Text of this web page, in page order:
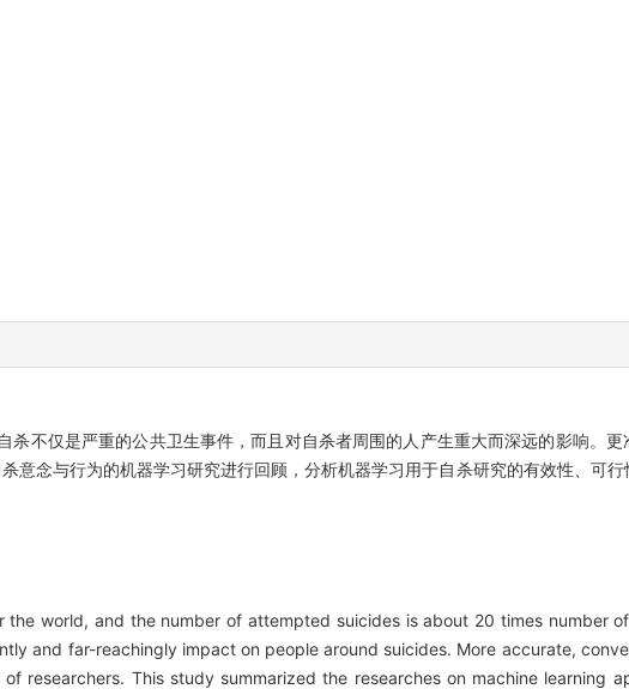
不仅是严重的公共卫生事件，而且对自杀者周围的人产生重大而深远的影响。更
意念与行为的机器学习研究进行回顾，分析机器学习用于自杀研究的有效性、可
world, and the number of attempted suicides is about 20 times number
and far-reachingly impact on people around suicides. More accurate,
researchers. This study summarized the researches on machine learning